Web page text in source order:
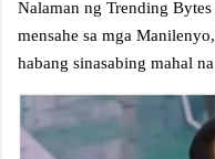
Nalaman ng Trending
mensahe sa mga
habang sinasabing mahal